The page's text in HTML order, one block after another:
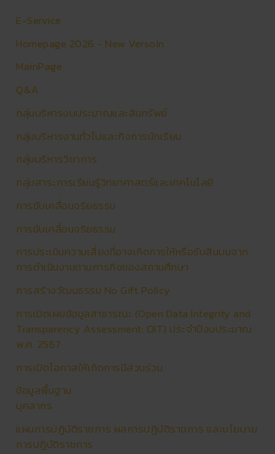
E-Service
Homepage 2026 - New Versoin
MainPage
Q&A
กลุ่มบริหารงบประมาณและสินทรัพย์
กลุ่มบริหารงานทั่วไปและกิจการนักเรียน
กลุ่มบริหารวิชาการ
กลุ่มสาระการเรียนรู้วิทยาศาสตร์และเทคโนโลยี
การขับเคลื่อนจริยธรรม
การขับเคลื่อนจริยธรรม
การประเมินความเสี่ยงที่อาจเกิดการให้หรือรับสินบนจาก
การดำเนินงานตามภารกิจของสถานศึกษา
การสร้างวัฒนธรรม No Gift Policy
การเปิดเผยข้อมูลสาธารณะ (Open Data Integrity and
Transparency Assessment: OIT) ประจำปีงบประมาณ
พ.ศ. 2567
การเปิดโอกาสให้เกิดการมีส่วนร่วม
ข้อมูลพื้นฐาน
บุคลากร
แผนการปฏิบัติราชการ ผลการปฏิบัติราชการ และนโยบาย
การปฏิบัติราชการ